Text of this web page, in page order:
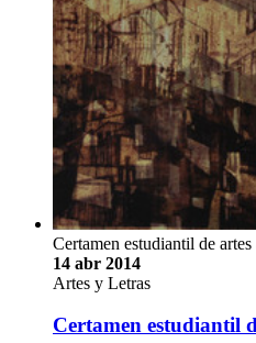
Certamen estudiantil de
14 abr 2014
Artes y Letras
Certamen estudiantil